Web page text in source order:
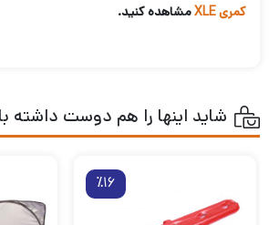
کمری XLE
مشاهده کنید.
شاید اینها را هم دوست داشته
٪16